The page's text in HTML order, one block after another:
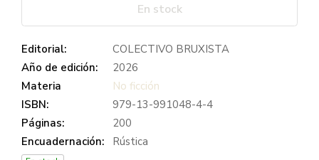
En stock
Editorial:
COLECTIVO BRUXISTA
Año de edición:
2026
Materia
No ficción
ISBN:
979-13-991048-4-4
Páginas:
200
Encuadernación:
Rústica